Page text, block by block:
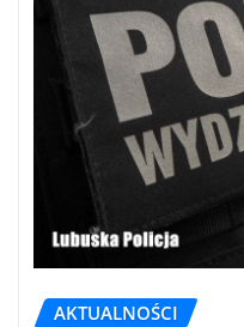
AKTUALNOŚCI